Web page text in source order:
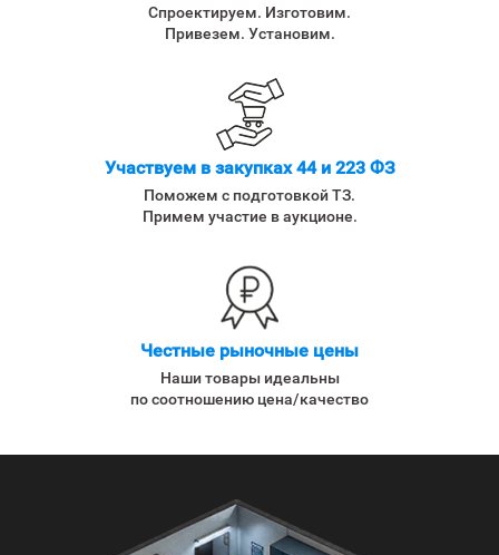
Спроектируем. Изготовим.
Привезем. Установим.
Участвуем в закупках 44 и 223 ФЗ
Поможем с подготовкой ТЗ.
Примем участие в аукционе.
Честные рыночные цены
Наши товары идеальны
по соотношению цена/качество